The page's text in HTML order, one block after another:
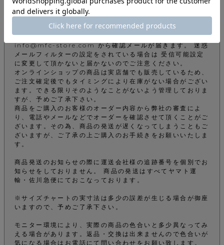
下記注意事項をお読みになってから商品のご購入手続きをお
願い致します。
info@mfc-store.com から確認メールが届きます。 迷惑
メールフィルターの設定をされている場合は 受信可能設定
に変更して頂かないと届かないのでご注意ください。
オンラインショップの商品は実店舗でも販売しているため、
ご注文確定後でもタイミングにより在庫がない場合がござい
ます。できる限りそのようなことがないよう管理しておりま
すが、予めご了承下さい。
商品をご購入のお客様のオーダー内容から弊社の審査によ
り、電話やメールなどでオーダーを確認させて頂くことがご
ざいます。その為、商品の発送が遅くなってしまうこともご
ざいますが、ご了承の上ご購入のお手続きをお願いいたしま
す。
商品発送のお知らせの際に運送会社様の追跡番号を個別でお
知らせをしておりません。 商品の発送はすべてヤマト運
輸・佐川急便にておこなっております。
※サイズチャートの実寸法は多少の誤差が生じる場合が御座
いますので、予めご了承下さい。
モニター環境により、実際の商品の色合いと多少異なってみ
える場合があります。返品・交換は出来ませんので色合いが
気になる場合はお電話にて問い合わせをお願い致します。